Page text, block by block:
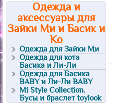
Одежда и
аксессуары для
Зайки Ми и Басик и
Ко
Одежда для Зайки Ми
Одежда для кота
Басика и Ли-Ли
Одежда для Басика
BABY и Ли-Ли BABY
Mi Style Collection.
Бусы и браслет toylook